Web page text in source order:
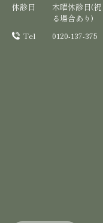
休診日
木曜休診日(
る場合あり)
Tel
0120-137-375